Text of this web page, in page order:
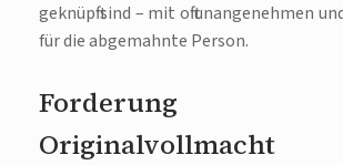
geknüpft sind – mit oft unangenehmen
für die abgemahnte Person.
Forderung
Originalvollmacht